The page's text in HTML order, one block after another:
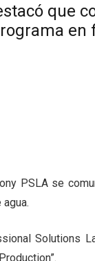
que
en
PSLA se
Solutions